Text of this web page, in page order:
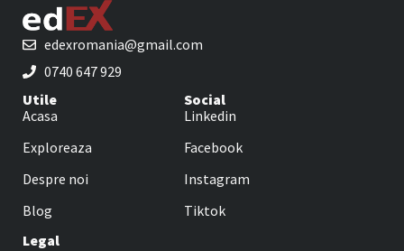
edexromania@gmail.com
0740 647 929
Utile
Acasa
Exploreaza
Despre noi
Blog
Social
Linkedin
Facebook
Instagram
Tiktok
Legal